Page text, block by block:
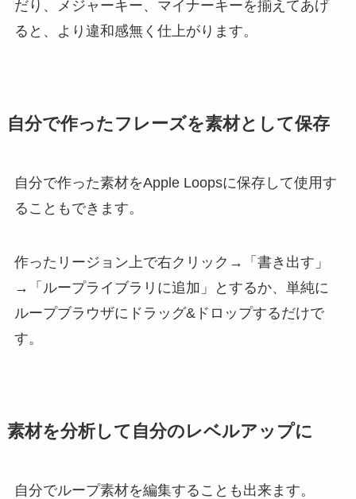
だり、メジャーキー、マイナーキーを揃えてあげ
ると、より違和感無く仕上がります。
自分で作ったフレーズを素材として保存
自分で作った素材をApple Loopsに保存して使用す
ることもできます。
作ったリージョン上で右クリック→「書き出す」
→「ループライブラリに追加」とするか、単純に
ループブラウザにドラッグ&ドロップするだけで
す。
素材を分析して自分のレベルアップに
自分でループ素材を編集することも出来ます。